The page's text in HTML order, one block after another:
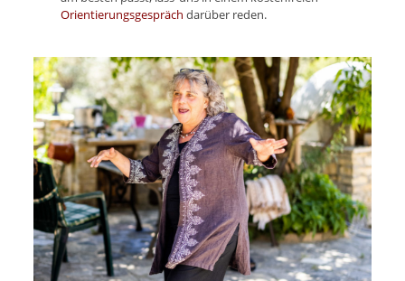
Orientierungsgespräch darüber reden.